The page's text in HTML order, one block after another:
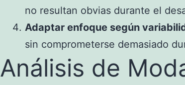
no resultan obvias durante el
Adaptar enfoque según
sin comprometerse demasiado
Análisis de